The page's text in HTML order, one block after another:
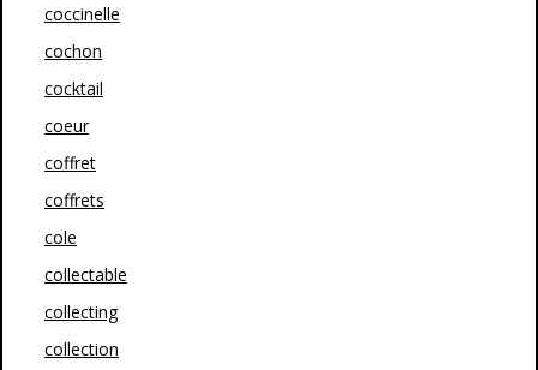
coccinelle
cochon
cocktail
coeur
coffret
coffrets
cole
collectable
collecting
collection